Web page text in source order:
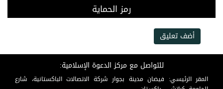
رمز الحماية
أضف تعليق
للتواصل مع مركز الدعوة الإسلامية:
المقر الرئيسي: فيضان مدينة بجوار شركة الاتصالات الباكستانية، شارع